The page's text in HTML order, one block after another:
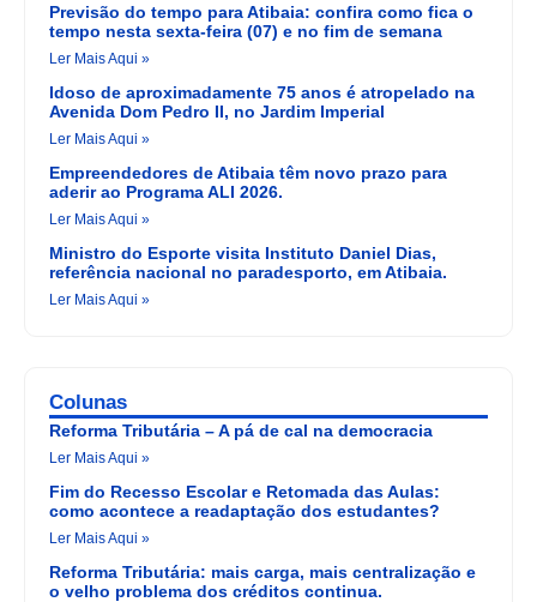
Previsão do tempo para Atibaia: confira como fica o
tempo nesta sexta-feira (07) e no fim de semana
Ler Mais Aqui »
Idoso de aproximadamente 75 anos é atropelado na
Avenida Dom Pedro II, no Jardim Imperial
Ler Mais Aqui »
Empreendedores de Atibaia têm novo prazo para
aderir ao Programa ALI 2026.
Ler Mais Aqui »
Ministro do Esporte visita Instituto Daniel Dias,
referência nacional no paradesporto, em Atibaia.
Ler Mais Aqui »
Colunas
Reforma Tributária – A pá de cal na democracia
Ler Mais Aqui »
Fim do Recesso Escolar e Retomada das Aulas:
como acontece a readaptação dos estudantes?
Ler Mais Aqui »
Reforma Tributária: mais carga, mais centralização e
o velho problema dos créditos continua.